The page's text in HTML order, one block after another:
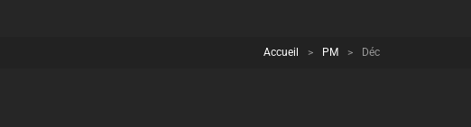
Accueil > PM > Déc